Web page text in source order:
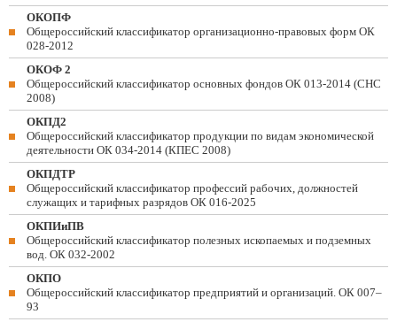
ОКОПФ
Общероссийский классификатор организационно-правовых форм ОК
028-2012
ОКОФ 2
Общероссийский классификатор основных фондов ОК 013-2014 (СНС
2008)
ОКПД2
Общероссийский классификатор продукции по видам экономической
деятельности ОК 034-2014 (КПЕС 2008)
ОКПДТР
Общероссийский классификатор профессий рабочих, должностей
служащих и тарифных разрядов ОК 016-2025
ОКПИиПВ
Общероссийский классификатор полезных ископаемых и подземных
вод. ОК 032-2002
ОКПО
Общероссийский классификатор предприятий и организаций. ОК 007–
93